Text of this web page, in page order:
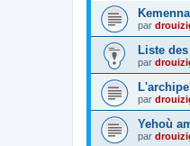
par
Liste
par
par
Yehoù
par